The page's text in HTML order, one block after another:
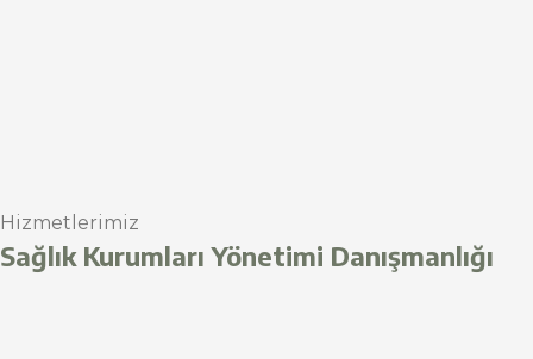
Hizmetlerimiz
Sağlık Kurumları Yönetimi Danışmanlığı